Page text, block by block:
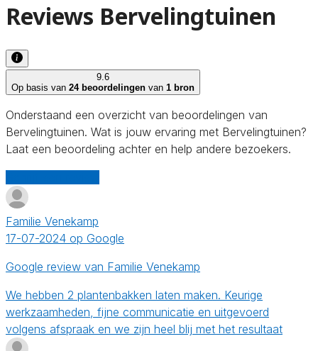
Reviews Bervelingtuinen
9.6
Op basis van 24 beoordelingen van 1 bron
Onderstaand een overzicht van beoordelingen van
Bervelingtuinen. Wat is jouw ervaring met Bervelingtuinen?
Laat een beoordeling achter en help andere bezoekers.
Familie Venekamp
17-07-2024 op Google
Google review van Familie Venekamp
We hebben 2 plantenbakken laten maken. Keurige
werkzaamheden, fijne communicatie en uitgevoerd
volgens afspraak en we zijn heel blij met het resultaat